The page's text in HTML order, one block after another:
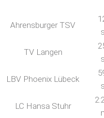
Ahrensburger TSV
TV Langen
LBV Phoenix Lübeck
LC Hansa Stuhr